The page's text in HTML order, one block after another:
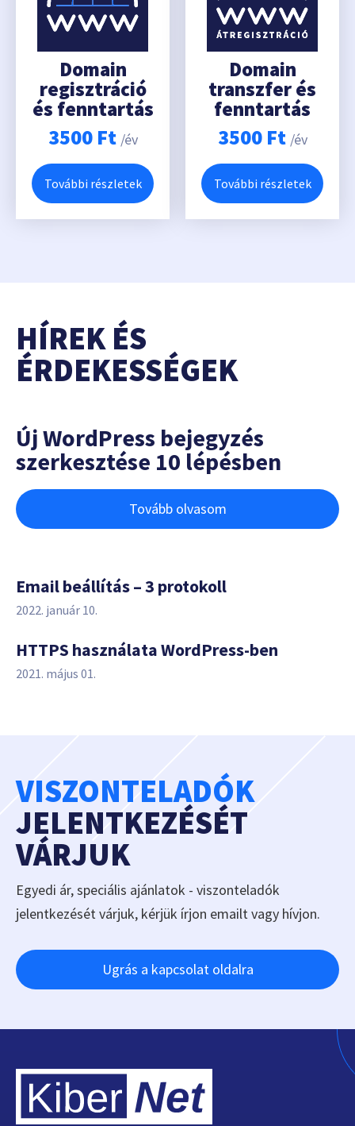
Domain
regisztráció
és fenntartás
3500 Ft /év
További részletek
Domain
transzfer és
fenntartás
3500 Ft /év
További részletek
HÍREK ÉS
ÉRDEKESSÉGEK
Új WordPress bejegyzés
szerkesztése 10 lépésben
Tovább olvasom
Email beállítás – 3 protokoll
2022. január 10.
HTTPS használata WordPress-ben
2021. május 01.
VISZONTELADÓK
JELENTKEZÉSÉT
VÁRJUK
Egyedi ár, speciális ajánlatok - viszonteladók
jelentkezését várjuk, kérjük írjon emailt vagy hívjon.
Ugrás a kapcsolat oldalra